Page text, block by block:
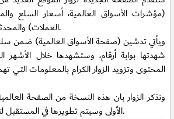
(مؤشرات الأسواق العالمية، أسعار السلع
العملات) والمحدثة بشكل دوري ومستمر.
ويأتي تدشين (صفحة الأسواق العالمية) ضمن
شهدتها بوابة أرقام، وستشهدها خلال
المحتوى وتزويد الزوار الكرام بالمعلومات التي
ونذكر الزوار بان هذه النسخة من الصفحة
الأولى وسيتم تطويرها في المستقبل لتكون أشمل وأكثر تنوعا.